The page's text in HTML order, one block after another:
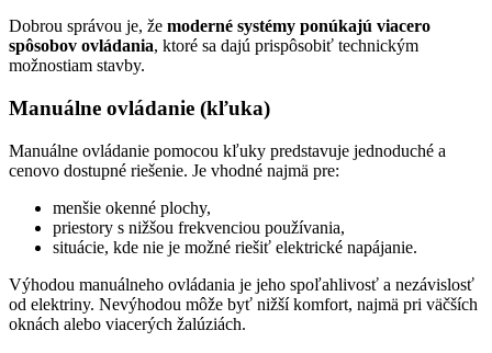
Dobrou správou je, že moderné systémy ponúkajú viacero
spôsobov ovládania, ktoré sa dajú prispôsobiť technickým
možnostiam stavby.
Manuálne ovládanie (kľuka)
Manuálne ovládanie pomocou kľuky predstavuje jednoduché a
cenovo dostupné riešenie. Je vhodné najmä pre:
menšie okenné plochy,
priestory s nižšou frekvenciou používania,
situácie, kde nie je možné riešiť elektrické napájanie.
Výhodou manuálneho ovládania je jeho spoľahlivosť a nezávislosť
od elektriny. Nevýhodou môže byť nižší komfort, najmä pri väčších
oknách alebo viacerých žalúziách.